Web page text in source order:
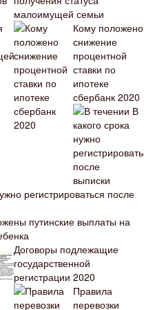
малоимущей семьи
Кому положено
снижение
процентной
ставки по
ипотеке
сбербанк 2020
В
регистрироваться после
путинские выплаты на
Договоры подлежащие
государственной
регистрации 2020
Правила
перевозки